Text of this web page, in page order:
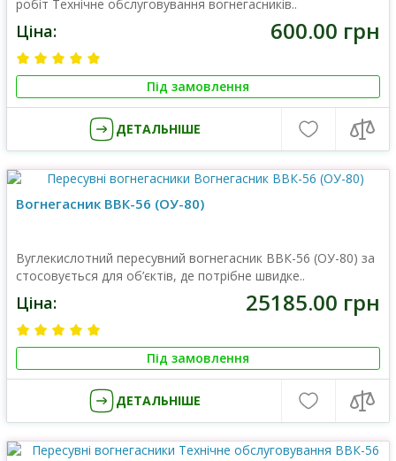
робіт Технічне обслуговування вогнегасників..
Ціна: 600.00 грн
Під замовлення
ДЕТАЛЬНІШЕ
Вогнегасник ВВК-56 (ОУ-80)
Вуглекислотний пересувний вогнегасник ВВК-56 (ОУ-80) за
стосовується для об’єктів, де потрібне швидке..
Ціна: 25185.00 грн
Під замовлення
ДЕТАЛЬНІШЕ